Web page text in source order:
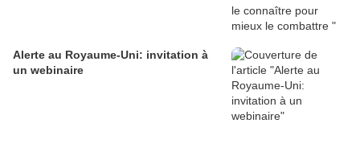
Alerte au Royaume-Uni: invitation à
un webinaire